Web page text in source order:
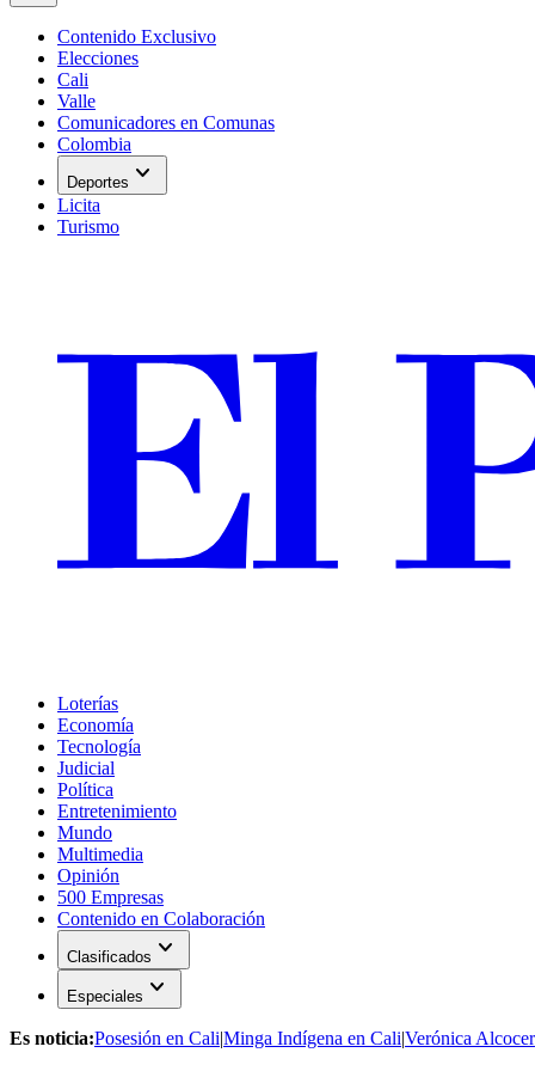
Contenido Exclusivo
Elecciones
Cali
Valle
Comunicadores en Comunas
Colombia
Deportes expand_more
Licita
Turismo
Loterías
Economía
Tecnología
Judicial
Política
Entretenimiento
Mundo
Multimedia
Opinión
500 Empresas
Contenido en Colaboración
Clasificados expand_more
Especiales expand_more
Es noticia:Posesión en Cali|Minga Indígena en Cali|Verónica Alcocer